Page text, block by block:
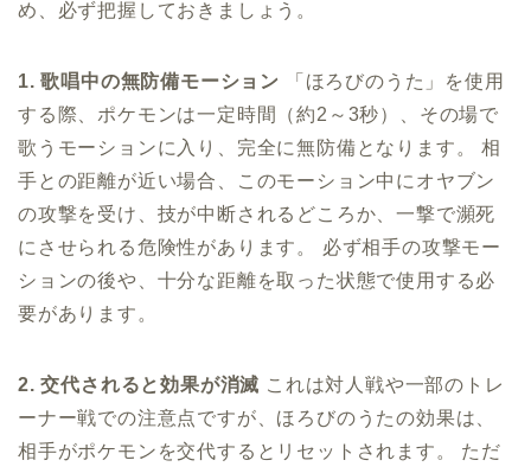
め、必ず把握しておきましょう。
1. 歌唱中の無防備モーション 「ほろびのうた」を使用
する際、ポケモンは一定時間（約2～3秒）、その場で
歌うモーションに入り、完全に無防備となります。 相
手との距離が近い場合、このモーション中にオヤブン
の攻撃を受け、技が中断されるどころか、一撃で瀕死
にさせられる危険性があります。 必ず相手の攻撃モー
ションの後や、十分な距離を取った状態で使用する必
要があります。
2. 交代されると効果が消滅 これは対人戦や一部のトレ
ーナー戦での注意点ですが、ほろびのうたの効果は、
相手がポケモンを交代するとリセットされます。 ただ